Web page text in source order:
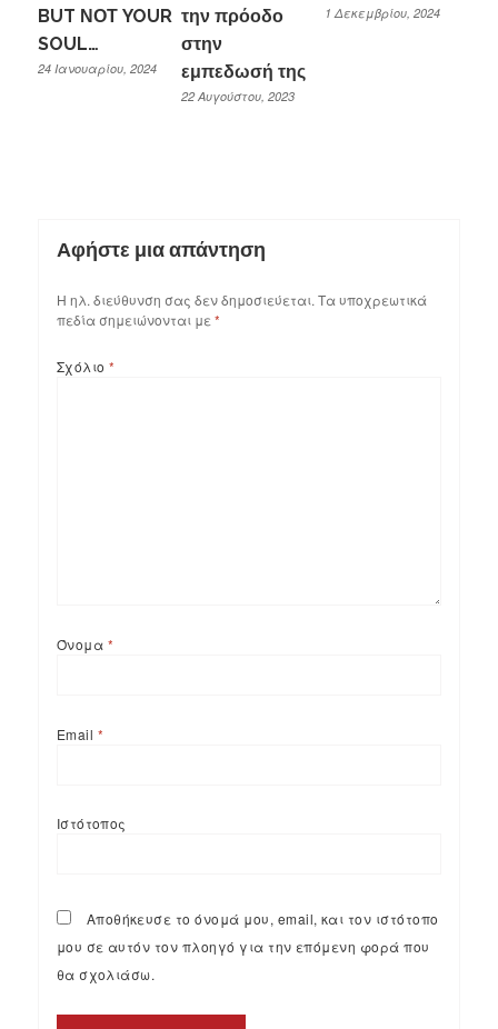
BUT ΝΟΤ YOUR
SOUL…
24 Ιανουαρίου, 2024
την πρόοδο
στην
εμπεδωσή της
22 Αυγούστου, 2023
1 Δεκεμβρίου, 2024
Αφήστε μια απάντηση
Η ηλ. διεύθυνση σας δεν δημοσιεύεται.Τα υποχρεωτικά
πεδία σημειώνονται με*
Σχόλιο *
Όνομα *
Email *
Ιστότοπος
Αποθήκευσε το όνομά μου, email, και τον ιστότοπο
μου σε αυτόν τον πλοηγό για την επόμενη φορά που
θα σχολιάσω.